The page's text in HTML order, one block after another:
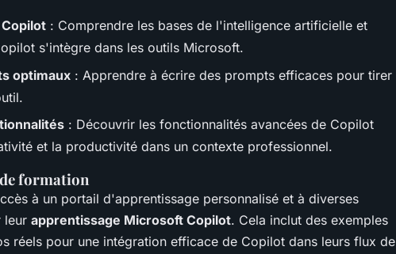
: Comprendre les bases de l'intelligence artificielle et
s'intègre dans les outils Microsoft.
optimaux : Apprendre à écrire des prompts efficaces pour tirer
: Découvrir les fonctionnalités avancées de Copilot
et la productivité dans un contexte professionnel.
formation
à un portail d'apprentissage personnalisé et à diverses
leur apprentissage Microsoft Copilot. Cela inclut des exemples
réels pour une intégration efficace de Copilot dans leurs flux de